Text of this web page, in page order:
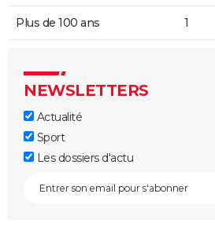
Plus de 100 ans 1
NEWSLETTERS
Actualité
Sport
Les dossiers d'actu